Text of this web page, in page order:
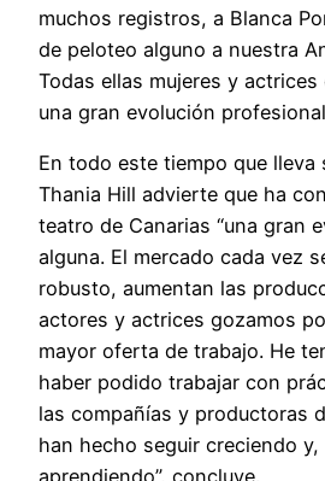
muchos registros, a Blanca
de peloteo alguno a nuestra
Todas ellas mujeres y
una gran evolución
En todo este tiempo que lleva
Thania Hill advierte que ha
teatro de Canarias “una gran
alguna. El mercado cada vez
robusto, aumentan las
actores y actrices gozamos
mayor oferta de trabajo. He
haber podido trabajar con
las compañías y productoras
han hecho seguir creciendo